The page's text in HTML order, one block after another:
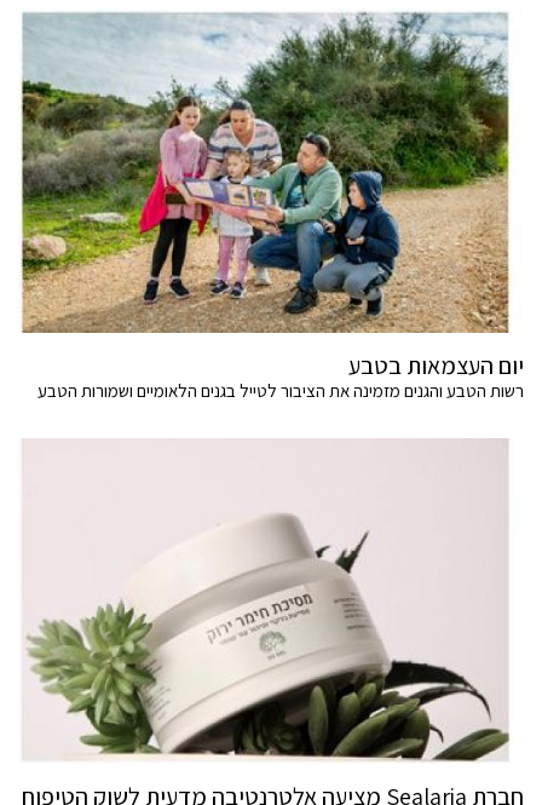
יום העצמאות בטבע
רשות הטבע והגנים מזמינה את הציבור לטייל בגנים הלאומיים ושמורות הטבע
חברת Sealaria מציעה אלטרנטיבה מדעית לשוק הטיפוח